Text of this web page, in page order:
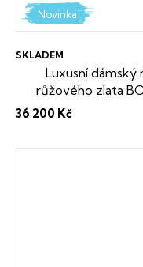
Novinka
Luxusní dámský
růžového zlata
SKLADEM
36 200 Kč